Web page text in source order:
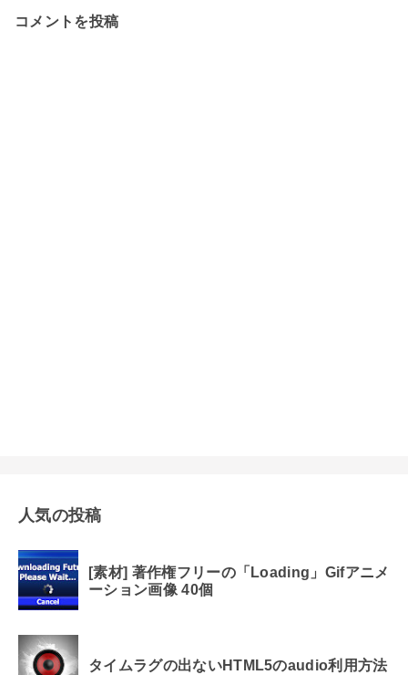
コメントを投稿
人気の投稿
[素材] 著作権フリーの「Loading」Gifアニメ
ーション画像 40個
タイムラグの出ないHTML5のaudio利用方法